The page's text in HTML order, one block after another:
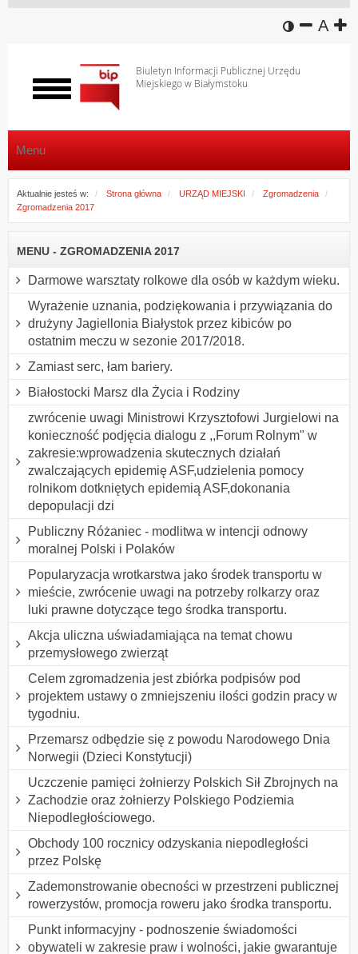
wersja
A
Biuletyn Informacji Publicznej Urzędu
Miejskiego w Białymstoku
Włącz
menu
Menu
Aktualnie jesteś w: Strona główna URZĄD MIEJSKI
Zgromadzenia
Zgromadzenia 2017
MENU - ZGROMADZENIA 2017
Darmowe warsztaty rolkowe dla osób w każdym wieku.
Wyrażenie uznania, podziękowania i przywiązania do
drużyny Jagiellonia Białystok przez kibiców po
ostatnim meczu w sezonie 2017/2018.
Zamiast serc, łam bariery.
Białostocki Marsz dla Życia i Rodziny
zwrócenie uwagi Ministrowi Krzysztofowi Jurgielowi na
konieczność podjęcia dialogu z ,,Forum Rolnym" w
zakresie:wprowadzenia skutecznych działań
zwalczających epidemię ASF,udzielenia pomocy
rolnikom dotkniętych epidemią ASF,dokonania
depopulacji dzi
Publiczny Różaniec - modlitwa w intencji odnowy
moralnej Polski i Polaków
Popularyzacja wrotkarstwa jako środek transportu w
mieście, zwrócenie uwagi na potrzeby rolkarzy oraz
luki prawne dotyczące tego środka transportu.
Akcja uliczna uświadamiająca na temat chowu
przemysłowego zwierząt
Celem zgromadzenia jest zbiórka podpisów pod
projektem ustawy o zmniejszeniu ilości godzin pracy w
tygodniu.
Przemarsz odbędzie się z powodu Narodowego Dnia
Norwegii (Dzieci Konstytucji)
Uczczenie pamięci żołnierzy Polskich Sił Zbrojnych na
Zachodzie oraz żołnierzy Polskiego Podziemia
Niepodległościowego.
Obchody 100 rocznicy odzyskania niepodległości
przez Polskę
Zademonstrowanie obecności w przestrzeni publicznej
rowerzystów, promocja roweru jako środka transportu.
Punkt informacyjny - podnoszenie świadomości
obywateli w zakresie praw i wolności, jakie gwarantuje